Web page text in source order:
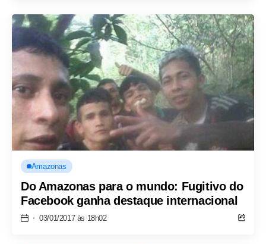
Amazonas
Do Amazonas para o mundo: Fugitivo do
Facebook ganha destaque internacional
03/01/2017 às 18h02